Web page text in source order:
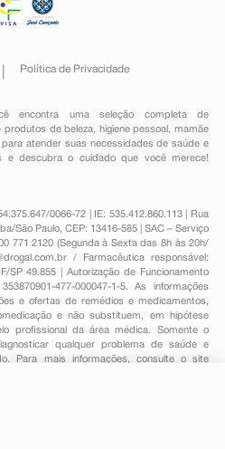
Política de Privacidade
encontra uma seleção completa de
produtos de beleza, higiene pessoal ,mamãe
atender suas necessidades de saúde e
e descubra o cuidado que você merece!
0066-72 | IE: 535.412.860.113 | Rua
São Paulo, CEP: 13416-585 | SAC – Serviço
771 2120 (Segunda à Sexta das 8h às 20h/
/ Farmacêutica responsável:
SP 49.855 | Autorização de Funcionamento
477-000047-1-5. As informações
e ofertas de remédios e medicamentos,
e não substituem, em hipótese
profissional da área médica. Somente o
qualquer problema de saúde e
Para mais informações, consulte o site